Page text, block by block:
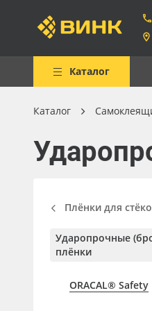
Каталог
Весь каталог
Рулонные
Клей, скотчи и
POS-материалы
Каталог
Плёнки для
Ударопрочные
плёнки
ORACAL® Safety